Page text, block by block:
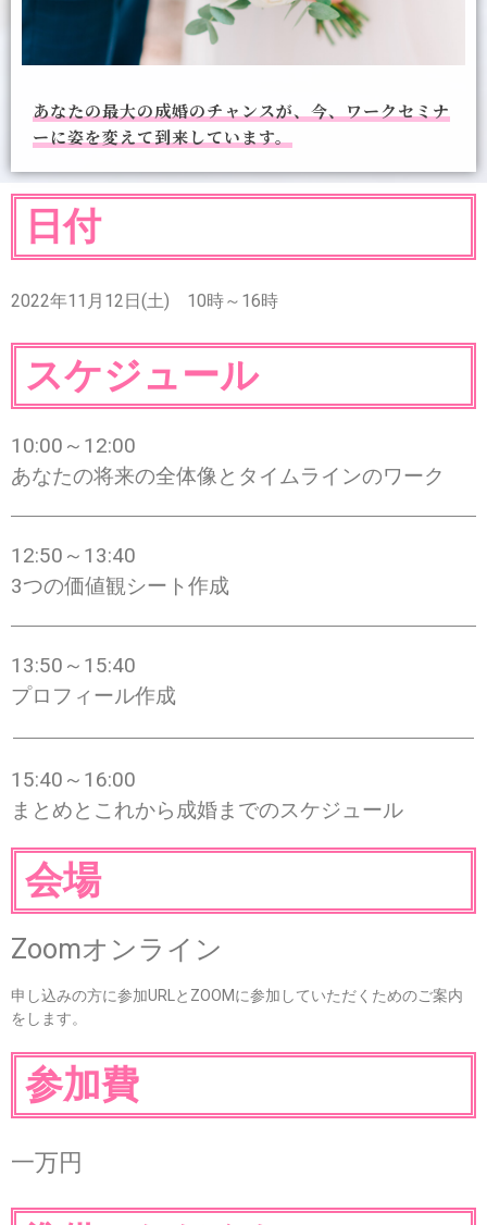
あなたの最大の成婚のチャンスが、今、ワークセミナ
ーに姿を変えて到来しています。
日付
2022年11月12日(土) 10時～16時
スケジュール
10:00～12:00
あなたの将来の全体像とタイムラインのワーク
12:50～13:40
3つの価値観シート作成
13:50～15:40
プロフィール作成
15:40～16:00
まとめとこれから成婚までのスケジュール
会場
Zoomオンライン
申し込みの方に参加URLとZOOMに参加していただくためのご案内
をします。
参加費
一万円